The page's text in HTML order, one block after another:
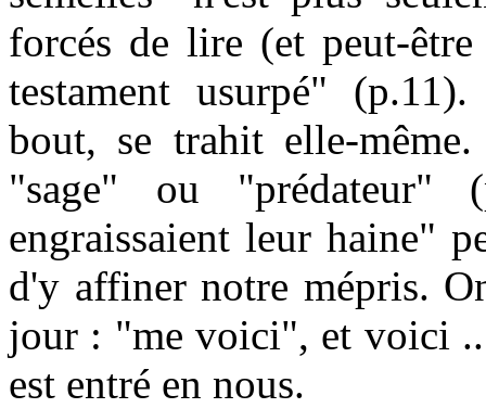
forcés de lire (et peut-
testament usurpé"
bout, se trahit elle-
"sage" ou "prédateur"
engraissaient leur haine"
d'y affiner notre mépris.
jour : "me voici", et voici
est entré en nous.